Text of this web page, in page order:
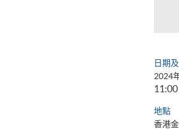
日期
2024
地點
香港